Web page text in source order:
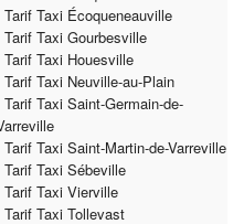
Tarif Taxi Écoqueneauville
Tarif Taxi Gourbesville
Tarif Taxi Houesville
Tarif Taxi Neuville-au-Plain
Tarif Taxi Saint-Germain-de-
Tarif Taxi Saint-Martin-de-Varreville
Tarif Taxi Sébeville
Tarif Taxi Vierville
Tarif Taxi Tollevast